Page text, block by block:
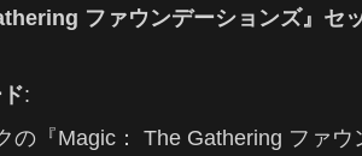
ファウンデーションズ』セ
:
の『Magic： The Gathering ファウ